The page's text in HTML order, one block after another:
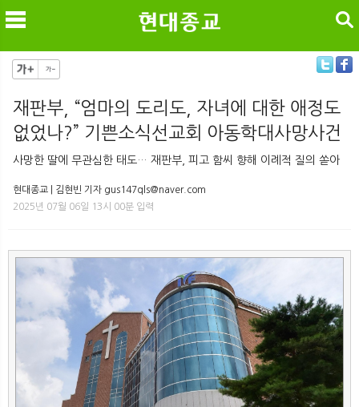
메
검색
재판부, “엄마의 도리도, 자녀에 대한 애정도
없었나?” 기쁜소식선교회 아동학대사망사건
사망한 딸에 무관심한 태도… 재판부, 피고 함씨 향해 이례적 질의 쏟아
현대종교 | 김현빈 기자 gus147qls@naver.com
2025년 07월 06일 13시 00분 입력